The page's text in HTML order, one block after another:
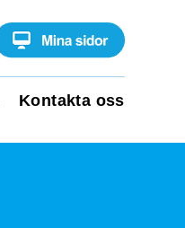
Kontakta oss